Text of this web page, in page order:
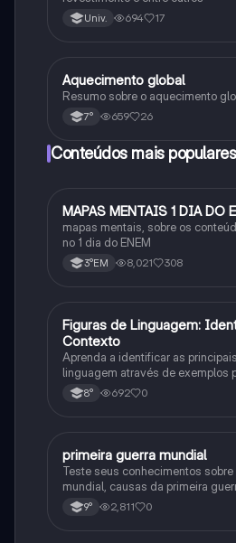
Univ. 694 17
Ciência
Aquecimento global
Resumo sobre o aquecimento
7° 659 26
Conteúdos mais populares
Português
MAPAS MENTAIS 1 DIA DO
mapas mentais, sobre os
no 1 dia do ENEM
3°EM 8,021 308
FPortuguês
Figuras de Linguagem:
Contexto
Aprenda a identificar as
linguagem através de exemplos
8° 692 0
História
primeira guerra mundial
Teste seus conhecimentos sobre
mundial, causas da primeira
consequências da Primeira
primeira guerra mundial
9° 2,811 0